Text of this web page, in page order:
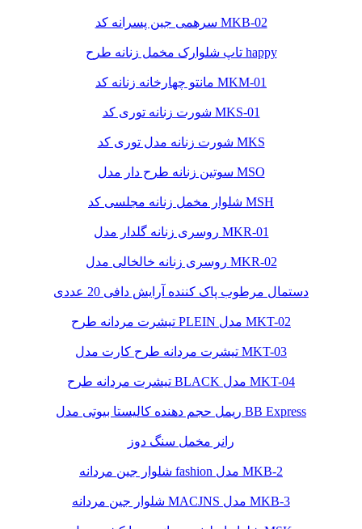
سرهمی جین پسرانه کد MKB-02
تاپ شلوارک مخمل زنانه طرح happy
مانتو چهارخانه زنانه کد MKM-01
شورت زنانه توری کد MKS-01
شورت زنانه مدل توری کد MKS
سوتین زنانه طرح دار مدل MSO
شلوار مخمل زنانه مجلسی کد MSH
روسری زنانه گلدار مدل MKR-01
روسری زنانه خالخالی مدل MKR-02
دستمال مرطوب پاک کننده آرایش دافی 20 عددی
تیشرت مردانه طرح PLEIN مدل MKT-02
تیشرت مردانه طرح کارت مدل MKT-03
تیشرت مردانه طرح BLACK مدل MKT-04
ریمل حجم دهنده کالیستا بیوتی مدل BB Express
رانر مخمل سنگ دوز
شلوار جین مردانه fashion مدل MKB-2
شلوار جین مردانه MACJNS مدل MKB-3